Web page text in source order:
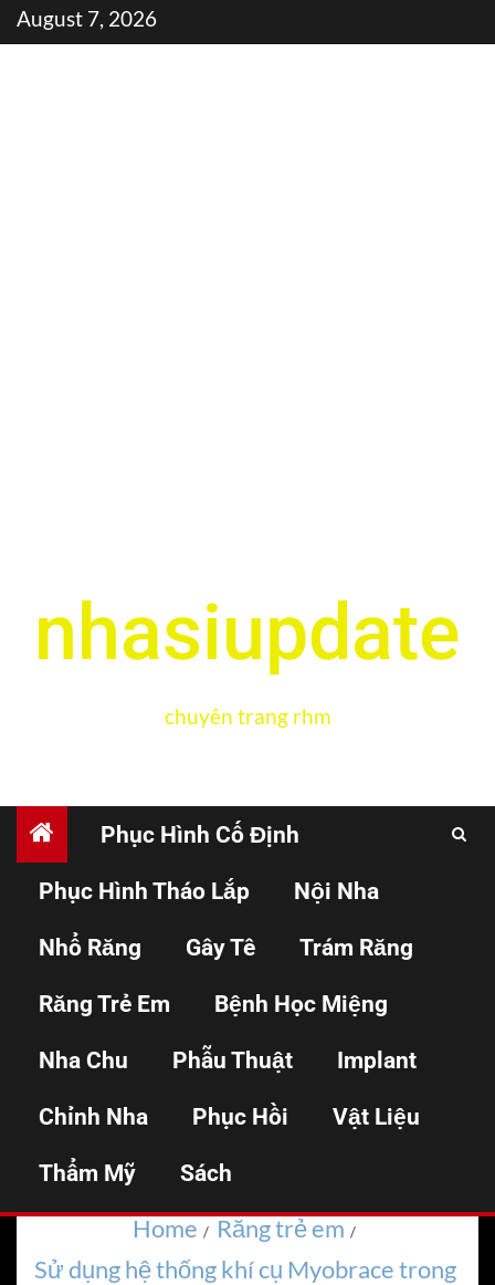
Skip
to
August 7, 2026
nhasiupdate
chuyên trang rhm
Phục Hình Cố Định
Phục Hình Tháo Lắp Nội Nha
Nhổ Răng Gây Tê Trám Răng
Răng Trẻ Em Bệnh Học Miệng
Nha Chu Phẫu Thuật Implant
Chỉnh Nha Phục Hồi Vật Liệu
Thẩm Mỹ Sách
Sử dụng hệ thống khí
cụ Myobrace trong
điều trị chỉnh nha sớm
– P2
Home
Răng trẻ em
Sử dụng hệ thống khí cụ Myobrace trong